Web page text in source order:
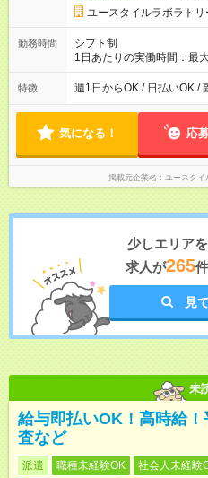
ユースタイルラボラトリ
勤務時間
シフト制
1日あたりの実働時間：最
制（週平均40時間以内）
特徴 週1日からOK / 日払いOK /
気になる！ 応
掲載元企業名 ユースタイ
少しエリアを
求人が265
見
未
給与即払いOK！高時給
査など
派遣 職種未経験OK 社会人未経験